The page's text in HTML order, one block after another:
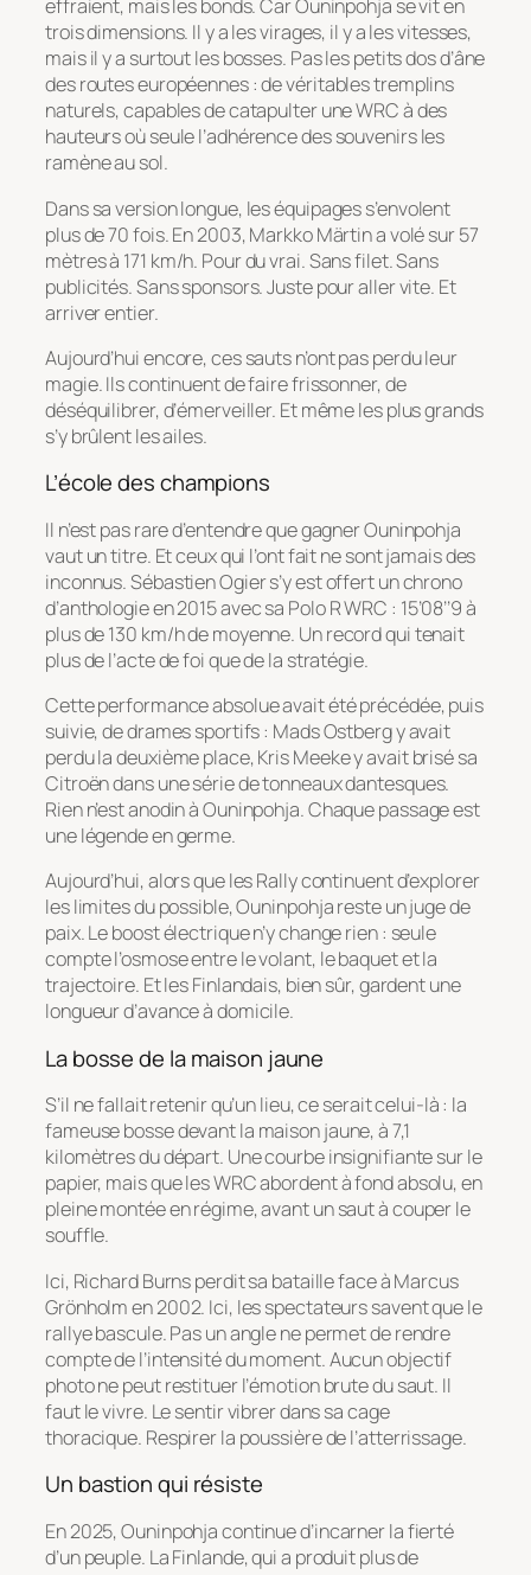
effraient, mais les bonds. Car Ouninpohja se vit en
trois dimensions. Il y a les virages, il y a les vitesses,
mais il y a surtout les bosses. Pas les petits dos d’âne
des routes européennes : de véritables tremplins
naturels, capables de catapulter une WRC à des
hauteurs où seule l’adhérence des souvenirs les
ramène au sol.
Dans sa version longue, les équipages s’envolent
plus de 70 fois. En 2003, Markko Märtin a volé sur 57
mètres à 171 km/h. Pour du vrai. Sans filet. Sans
publicités. Sans sponsors. Juste pour aller vite. Et
arriver entier.
Aujourd’hui encore, ces sauts n’ont pas perdu leur
magie. Ils continuent de faire frissonner, de
déséquilibrer, d’émerveiller. Et même les plus grands
s’y brûlent les ailes.
L’école des champions
Il n’est pas rare d’entendre que gagner Ouninpohja
vaut un titre. Et ceux qui l’ont fait ne sont jamais des
inconnus. Sébastien Ogier s’y est offert un chrono
d’anthologie en 2015 avec sa Polo R WRC : 15’08’’9 à
plus de 130 km/h de moyenne. Un record qui tenait
plus de l’acte de foi que de la stratégie.
Cette performance absolue avait été précédée, puis
suivie, de drames sportifs : Mads Ostberg y avait
perdu la deuxième place, Kris Meeke y avait brisé sa
Citroën dans une série de tonneaux dantesques.
Rien n’est anodin à Ouninpohja. Chaque passage est
une légende en germe.
Aujourd’hui, alors que les Rally continuent d’explorer
les limites du possible, Ouninpohja reste un juge de
paix. Le boost électrique n’y change rien : seule
compte l’osmose entre le volant, le baquet et la
trajectoire. Et les Finlandais, bien sûr, gardent une
longueur d’avance à domicile.
La bosse de la maison jaune
S’il ne fallait retenir qu’un lieu, ce serait celui-là : la
fameuse bosse devant la maison jaune, à 7,1
kilomètres du départ. Une courbe insignifiante sur le
papier, mais que les WRC abordent à fond absolu, en
pleine montée en régime, avant un saut à couper le
souffle.
Ici, Richard Burns perdit sa bataille face à Marcus
Grönholm en 2002. Ici, les spectateurs savent que le
rallye bascule. Pas un angle ne permet de rendre
compte de l’intensité du moment. Aucun objectif
photo ne peut restituer l’émotion brute du saut. Il
faut le vivre. Le sentir vibrer dans sa cage
thoracique. Respirer la poussière de l’atterrissage.
Un bastion qui résiste
En 2025, Ouninpohja continue d’incarner la fierté
d’un peuple. La Finlande, qui a produit plus de